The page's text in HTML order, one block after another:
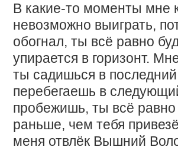
В какие-то моменты мне
невозможно выиграть,
обогнал, ты всё равно
упирается в горизонт.
ты садишься в
перебегаешь в
пробежишь, ты всё
раньше, чем тебя
меня отвлёк Вышний